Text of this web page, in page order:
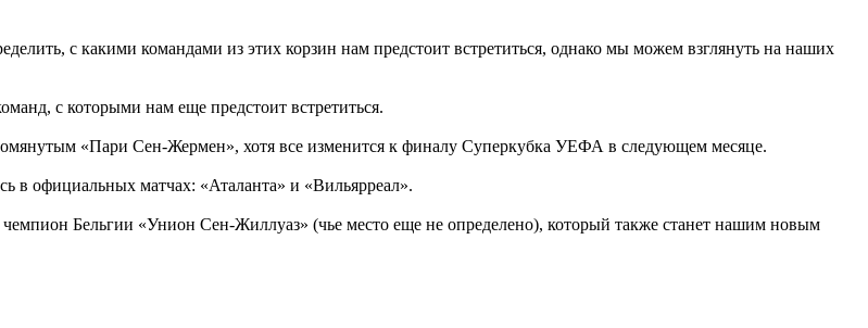
с какими командами из этих корзин нам предстоит встретиться, однако мы можем взглянуть на наших
с которыми нам еще предстоит встретиться.
«Пари Сен-Жермен», хотя все изменится к финалу Суперкубка УЕФА в следующем месяце.
в официальных матчах: «Аталанта» и «Вильярреал».
Бельгии «Унион Сен-Жиллуаз» (чье место еще не определено), который также станет нашим новым